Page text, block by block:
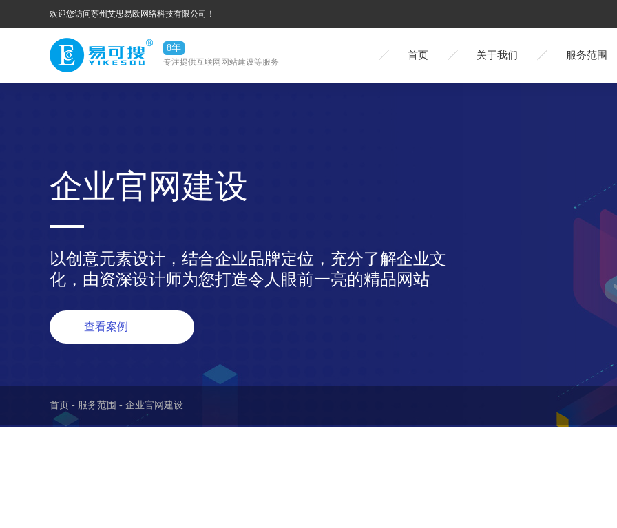
欢迎您访问苏州艾思易欧网络科技有限公司！
8年
专注提供互联网网站建设等服务
首页 关于我们 服务范围
企业官网建设
以创意元素设计，结合企业品牌定位，充分了解企业文
化，由资深设计师为您打造令人眼前一亮的精品网站
查看案例
首页 - 服务范围 - 企业官网建设